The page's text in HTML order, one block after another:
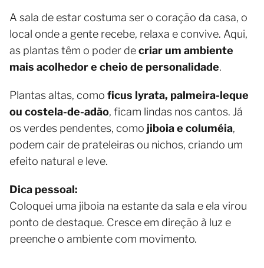
A sala de estar costuma ser o coração da casa, o
local onde a gente recebe, relaxa e convive. Aqui,
as plantas têm o poder decriar um ambiente
mais acolhedor e cheio de personalidade.
Plantas altas, como ficus lyrata, palmeira-leque
ou costela-de-adão, ficam lindas nos cantos. Já
os verdes pendentes, como jiboia e columéia,
podem cair de prateleiras ou nichos, criando um
efeito natural e leve.
Dica pessoal:
Coloquei uma jiboia na estante da sala e ela virou
ponto de destaque. Cresce em direção à luz e
preenche o ambiente com movimento.